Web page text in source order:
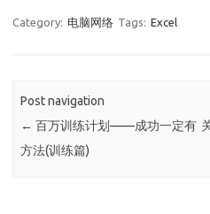
Category: 电脑网络 Tags: Excel
Post navigation
← 百万训练计划——成功一定有
方法(训练篇)